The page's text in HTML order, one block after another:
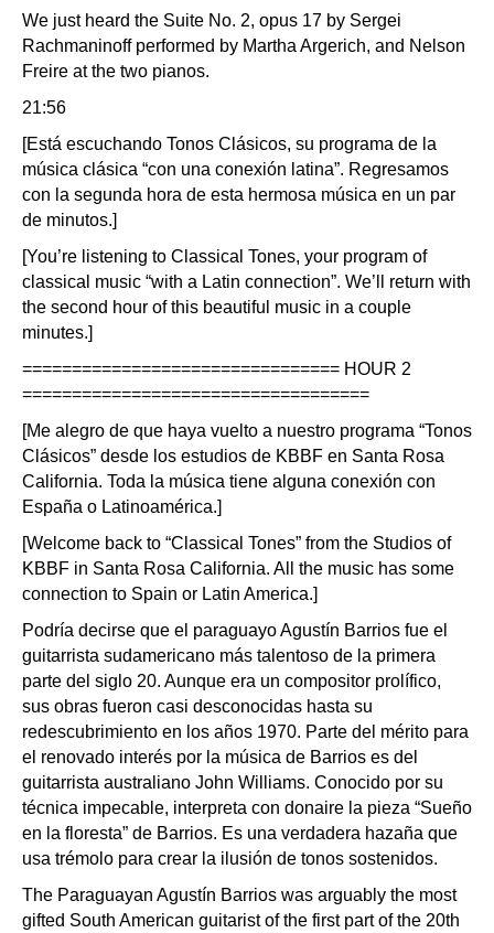
We just heard the Suite No. 2, opus 17 by Sergei
Rachmaninoff performed by Martha Argerich, and Nelson
Freire at the two pianos.
21:56
[Está escuchando Tonos Clásicos, su programa de la
música clásica “con una conexión latina”. Regresamos
con la segunda hora de esta hermosa música en un par
de minutos.]
[You’re listening to Classical Tones, your program of
classical music “with a Latin connection”. We’ll return with
the second hour of this beautiful music in a couple
minutes.]
================================ HOUR 2
===================================
[Me alegro de que haya vuelto a nuestro programa “Tonos
Clásicos” desde los estudios de KBBF en Santa Rosa
California. Toda la música tiene alguna conexión con
España o Latinoamérica.]
[Welcome back to “Classical Tones” from the Studios of
KBBF in Santa Rosa California. All the music has some
connection to Spain or Latin America.]
Podría decirse que el paraguayo Agustín Barrios fue el
guitarrista sudamericano más talentoso de la primera
parte del siglo 20. Aunque era un compositor prolífico,
sus obras fueron casi desconocidas hasta su
redescubrimiento en los años 1970. Parte del mérito para
el renovado interés por la música de Barrios es del
guitarrista australiano John Williams. Conocido por su
técnica impecable, interpreta con donaire la pieza “Sueño
en la floresta” de Barrios. Es una verdadera hazaña que
usa trémolo para crear la ilusión de tonos sostenidos.
The Paraguayan Agustín Barrios was arguably the most
gifted South American guitarist of the first part of the 20th